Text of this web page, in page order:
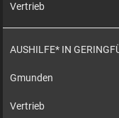
Vertrieb
AUSHILFE* IN
Gmunden
Vertrieb